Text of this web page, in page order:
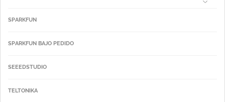
SPARKFUN
SPARKFUN BAJO PEDIDO
SEEEDSTUDIO
TELTONIKA